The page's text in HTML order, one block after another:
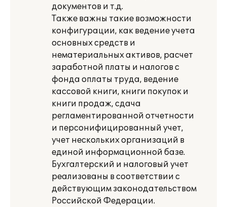
документов и т.д.
Также важны такие возможности
конфигурации, как ведение учета
основных средств и
нематериальных активов, расчет
заработной платы и налогов с
фонда оплаты труда, ведение
кассовой книги, книги покупок и
книги продаж, сдача
регламентированной отчетности
и персонифицированный учет,
учет нескольких организаций в
единой информационной базе.
Бухгалтерский и налоговый учет
реализованы в соответствии с
действующим законодательством
Российской Федерации.